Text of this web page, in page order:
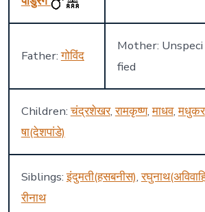
Father:गोविंद
Mother: Unspeci
fied
Children:चंद्रशेखर,रामकृष्ण,माधव,मधुकर
षा(देशपांडे)
Siblings:इंदुमती(हसबनीस),
रीनाथ